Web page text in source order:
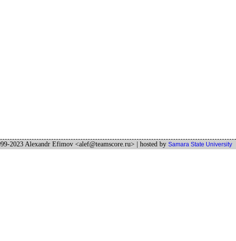
2023 Alexandr Efimov <alef@teamscore.ru> | hosted by Samara State University